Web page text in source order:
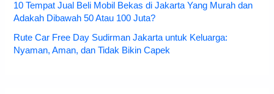
10 Tempat Jual Beli Mobil Bekas di Jakarta Yang Murah dan
Adakah Dibawah 50 Atau 100 Juta?
Rute Car Free Day Sudirman Jakarta untuk Keluarga:
Nyaman, Aman, dan Tidak Bikin Capek